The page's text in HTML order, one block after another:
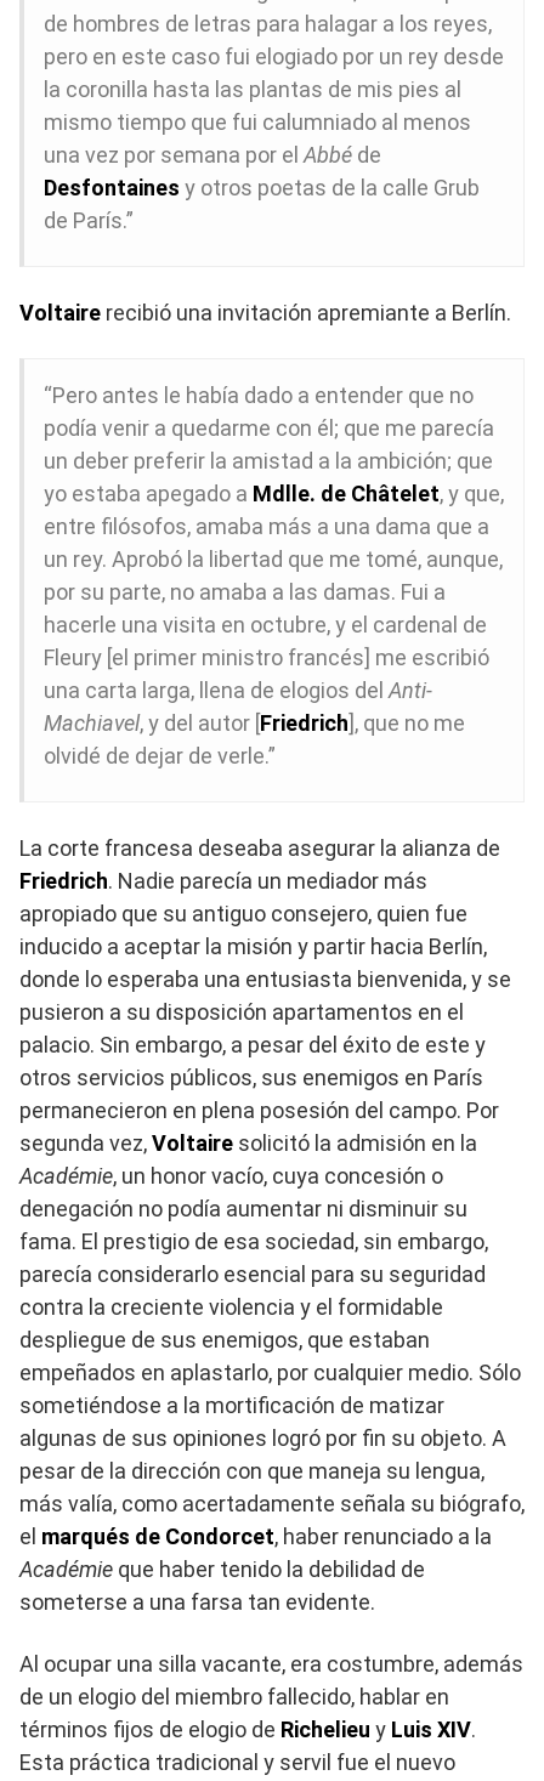
de hombres de letras para halagar a los reyes,
pero en este caso fui elogiado por un rey desde
la coronilla hasta las plantas de mis pies al
mismo tiempo que fui calumniado al menos
una vez por semana por el Abbé de
Desfontaines y otros poetas de la calle Grub
de París.”
Voltaire recibió una invitación apremiante a Berlín.
“Pero antes le había dado a entender que no
podía venir a quedarme con él; que me parecía
un deber preferir la amistad a la ambición; que
yo estaba apegado a Mdlle. de Châtelet, y que,
entre filósofos, amaba más a una dama que a
un rey. Aprobó la libertad que me tomé, aunque,
por su parte, no amaba a las damas. Fui a
hacerle una visita en octubre, y el cardenal de
Fleury [el primer ministro francés] me escribió
una carta larga, llena de elogios del Anti-
Machiavel, y del autor [Friedrich], que no me
olvidé de dejar de verle.”
La corte francesa deseaba asegurar la alianza de
Friedrich. Nadie parecía un mediador más
apropiado que su antiguo consejero, quien fue
inducido a aceptar la misión y partir hacia Berlín,
donde lo esperaba una entusiasta bienvenida, y se
pusieron a su disposición apartamentos en el
palacio. Sin embargo, a pesar del éxito de este y
otros servicios públicos, sus enemigos en París
permanecieron en plena posesión del campo. Por
segunda vez,Voltaire solicitó la admisión en la
Académie, un honor vacío, cuya concesión o
denegación no podía aumentar ni disminuir su
fama. El prestigio de esa sociedad, sin embargo,
parecía considerarlo esencial para su seguridad
contra la creciente violencia y el formidable
despliegue de sus enemigos, que estaban
empeñados en aplastarlo, por cualquier medio. Sólo
sometiéndose a la mortificación de matizar
algunas de sus opiniones logró por fin su objeto. A
pesar de la dirección con que maneja su lengua,
más valía, como acertadamente señala su biógrafo,
el marqués de Condorcet, haber renunciado a la
Académie que haber tenido la debilidad de
someterse a una farsa tan evidente.
Al ocupar una silla vacante, era costumbre, además
de un elogio del miembro fallecido, hablar en
términos fijos de elogio de Richelieu y Luis XIV.
Esta práctica tradicional y servil fue el nuevo